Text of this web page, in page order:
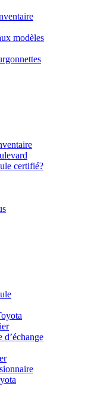
modèles
certifié?